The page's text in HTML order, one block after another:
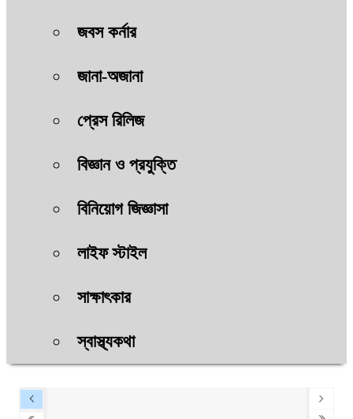
জবস কর্নার
জানা-অজানা
প্রেস রিলিজ
বিজ্ঞান ও প্রযুক্তি
বিনিয়োগ জিজ্ঞাসা
লাইফ স্টাইল
সাক্ষাৎকার
স্বাস্থ্যকথা